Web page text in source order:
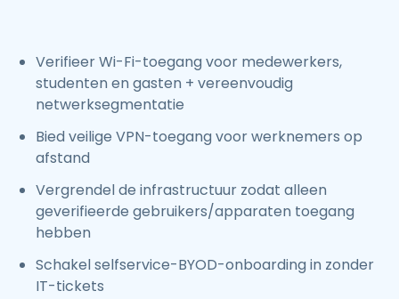
Verifieer Wi-Fi-toegang voor medewerkers,
studenten en gasten + vereenvoudig
netwerksegmentatie
Bied veilige VPN-toegang voor werknemers op
afstand
Vergrendel de infrastructuur zodat alleen
geverifieerde gebruikers/apparaten toegang
hebben
Schakel selfservice-BYOD-onboarding in zonder
IT-tickets